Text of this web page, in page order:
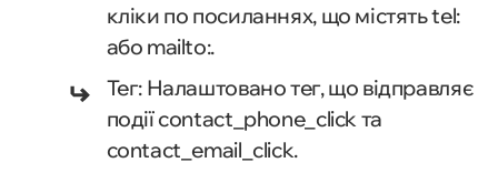
кліки по посиланнях, що містять tel:
або mailto:.
Тег: Налаштовано тег, що відправляє
події contact_phone_click та
contact_email_click.